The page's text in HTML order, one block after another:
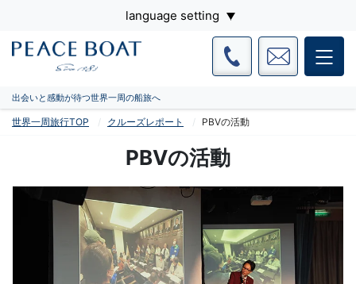
language setting
出会いと感動が待つ世界一周の船旅へ
世界一周旅行TOP クルーズレポート PBVの活動
PBVの活動